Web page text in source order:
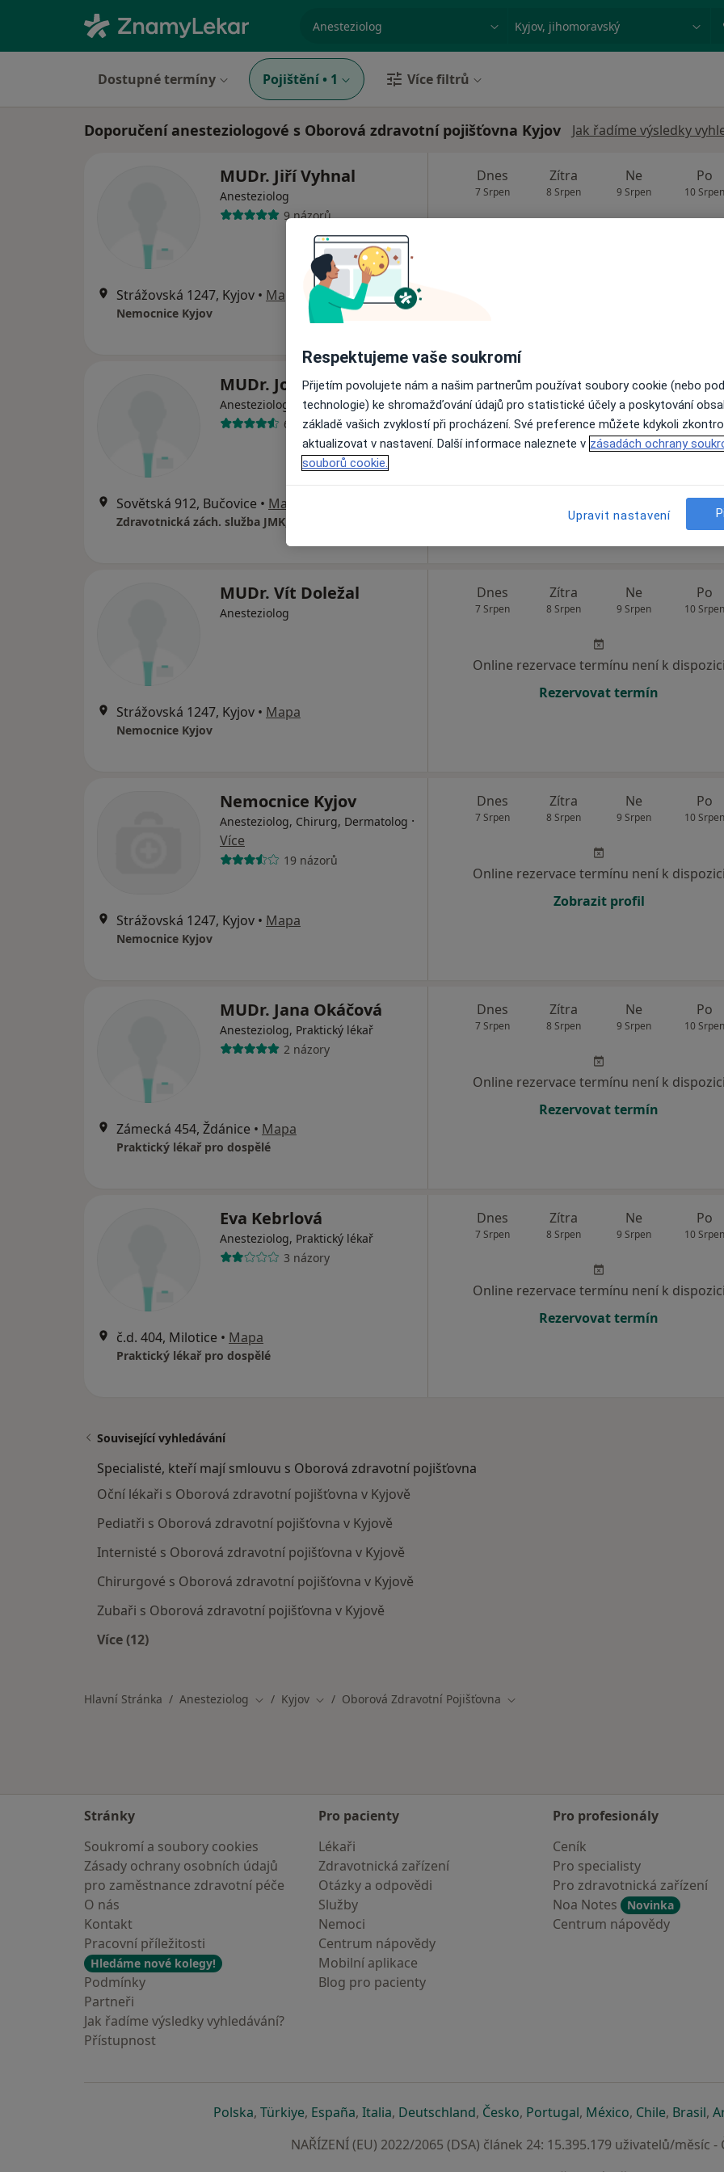
Město nebo region
Dostupné termíny Pojištění • 1 Více filtrů
Doporučení anesteziologové s Oborová zdravotní pojišťovna Kyjov Jak řadíme výsledky
MUDr. Jiří Vyhnal
Anesteziolog
9 názorů
Strážovská 1247, Kyjov • Mapa
Nemocnice Kyjov
Dnes
7 Srpen
Zítra
8 Srpen
Ne
9 Srpen
Po
10 Srpen
MUDr. Josef Outlý
Anesteziolog
6 názorů
Sovětská 912, Bučovice • Mapa
Zdravotnická zách. služba JMK, p.o.
Dnes
7 Srpen
Zítra
8 Srpen
Ne
9 Srpen
Po
10
Online rezervace termínu není k
MUDr. Vít Doležal
Anesteziolog
Strážovská 1247, Kyjov • Mapa
Nemocnice Kyjov
Dnes
7 Srpen
Zítra
8 Srpen
Ne
9 Srpen
Po
10 Srpen
Online rezervace termínu není k dispozici
Rezervovat termín
Nemocnice Kyjov
Anesteziolog, Chirurg, Dermatolog ·
Více
19 názorů
Strážovská 1247, Kyjov • Mapa
Nemocnice Kyjov
Dnes
7 Srpen
Zítra
8 Srpen
Ne
9 Srpen
Po
10 Srpen
Online rezervace termínu není k dispozici
Zobrazit profil
MUDr. Jana Okáčová
Anesteziolog, Praktický lékař
2 názory
Zámecká 454, Ždánice • Mapa
Praktický lékař pro dospělé
Dnes
7 Srpen
Zítra
8 Srpen
Ne
9 Srpen
Po
10 Srpen
Online rezervace termínu není k dispozici
Rezervovat termín
Eva Kebrlová
Anesteziolog, Praktický lékař
3 názory
č.d. 404, Milotice • Mapa
Praktický lékař pro dospělé
Dnes
7 Srpen
Zítra
8 Srpen
Ne
9 Srpen
Po
10 Srpen
Online rezervace termínu není k dispozici
Rezervovat termín
Související vyhledávání
Specialisté, kteří mají smlouvu s Oborová zdravotní pojišťovna
Oční lékaři s Oborová zdravotní pojišťovna v Kyjově
Pediatři s Oborová zdravotní pojišťovna v Kyjově
Internisté s Oborová zdravotní pojišťovna v Kyjově
Chirurgové s Oborová zdravotní pojišťovna v Kyjově
Zubaři s Oborová zdravotní pojišťovna v Kyjově
Více (12)
Hlavní Stránka Anesteziolog Změna města
Kyjov Změna města
Oborová Zdravotní Pojišťovna Změna města
Stránky
Soukromí a soubory cookies
Zásady ochrany osobních údajů
pro zaměstnance zdravotní péče
O nás
Kontakt
Pracovní příležitosti
Hledáme nové kolegy!
Podmínky
Partneři
Jak řadíme výsledky vyhledávání?
Přístupnost
Pro pacienty
Lékaři
Zdravotnická zařízení
Otázky a odpovědi
Služby
Nemoci
Centrum nápovědy
Mobilní aplikace
Blog pro pacienty
Pro profesionály
Ceník
Pro specialisty
Pro zdravotnická zařízení
Noa Notes
Novinka
Centrum nápovědy
Polskase otevře v nové záložce
, Türkiyese otevře v nové záložce
, Españase otevře v nové záložce
, Italiase otevře v nové záložce
, Deutschlandse otevře v nové záložce
, Českose otevře v nové záložce
, Portugalse otevře v nové
, Méxicose otevře v
, Chilese otevře
, Brasilse
,
NAŘÍZENÍ (EU) 2022/2065 (DSA) článek 24: 15.395.179 uživatelů/měsíc -
Respektujeme vaše soukromí
Přijetím povolujete nám a našim partnerům používat soubory cookie (nebo
technologie) ke shromažďování údajů pro statistické účely a poskytování
základě vašich zvyklostí při procházení. Své preference můžete kdykoli
aktualizovat v nastavení. Další informace naleznete v zásadách ochrany
souborů cookie.
Upravit nastavení